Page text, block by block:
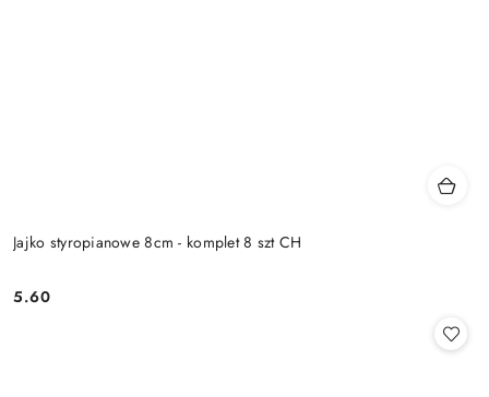
Jajko styropianowe 8cm - komplet 8 szt CH
Cena:
5.60